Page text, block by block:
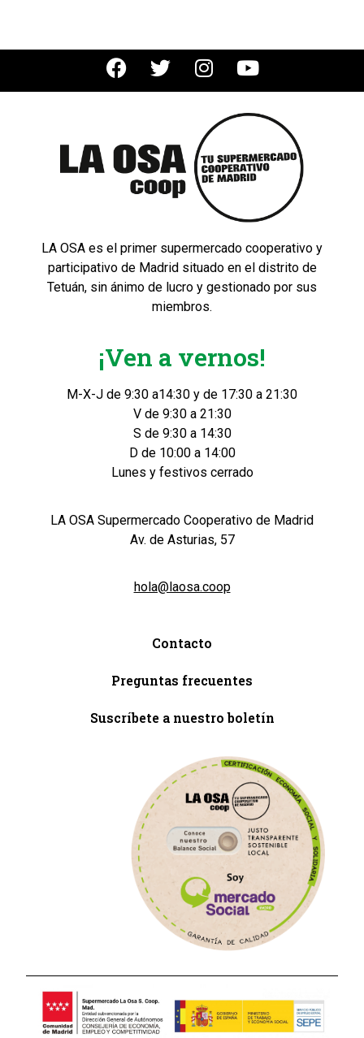
LA OSA es el primer supermercado cooperativo y
participativo de Madrid situado en el distrito de
Tetuán, sin ánimo de lucro y gestionado por sus
miembros.
¡Ven a vernos!
M-X-J de 9:30 a14:30 y de 17:30 a 21:30
V de 9:30 a 21:30
S de 9:30 a 14:30
D de 10:00 a 14:00
Lunes y festivos cerrado
LA OSA Supermercado Cooperativo de Madrid
Av. de Asturias, 57
hola@laosa.coop
Contacto
Preguntas frecuentes
Suscríbete a nuestro boletín